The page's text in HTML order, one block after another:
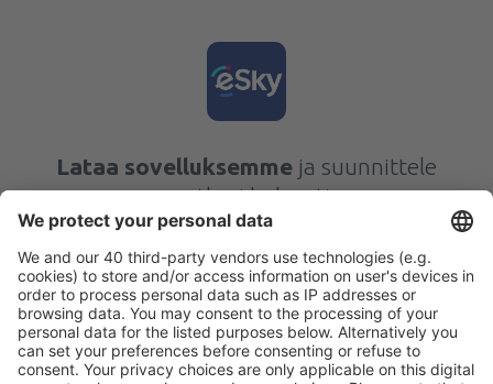
Lataa sovelluksemme ja suunnittele
matkasi helposti
Suunnittele matkasi